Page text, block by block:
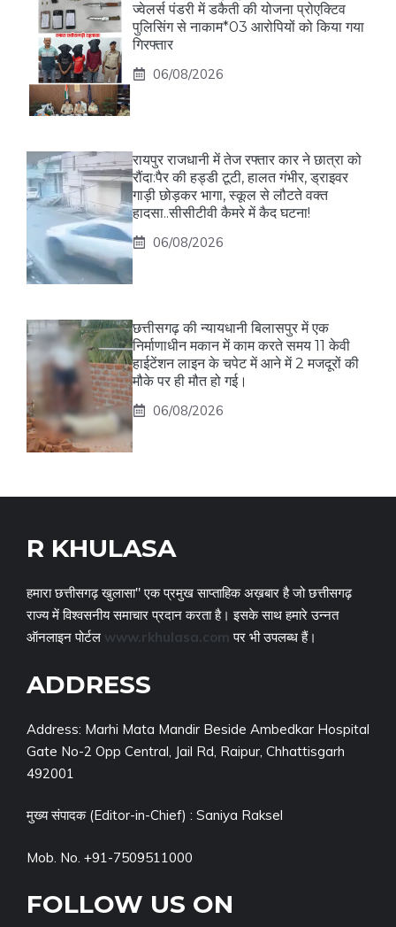
ज्वेलर्स पंडरी में डकैती की योजना प्रोएक्टिव
पुलिसिंग से नाकाम*03 आरोपियों को किया गया
गिरफ्तार
06/08/2026
रायपुर राजधानी में तेज रफ्तार कार ने छात्रा को
रौंदा:पैर की हड्डी टूटी, हालत गंभीर, ड्राइवर
गाड़ी छोड़कर भागा, स्कूल से लौटते वक्त
हादसा..सीसीटीवी कैमरे में कैद घटना!
06/08/2026
छत्तीसगढ़ की न्यायधानी बिलासपुर में एक
निर्माणाधीन मकान में काम करते समय 11 केवी
हाईटेंशन लाइन के चपेट में आने में 2 मजदूरों की
मौके पर ही मौत हो गई।
06/08/2026
R KHULASA
हमारा छत्तीसगढ़ खुलासा" एक प्रमुख साप्ताहिक अख़बार है जो छत्तीसगढ़
राज्य में विश्वसनीय समाचार प्रदान करता है। इसके साथ हमारे उन्नत
ऑनलाइन पोर्टल www.rkhulasa.com पर भी उपलब्ध हैं।
ADDRESS
Address: Marhi Mata Mandir Beside Ambedkar Hospital
Gate No-2 Opp Central, Jail Rd, Raipur, Chhattisgarh
492001
मुख्य संपादक (Editor-in-Chief) : Saniya Raksel
Mob. No. +91-7509511000
FOLLOW US ON